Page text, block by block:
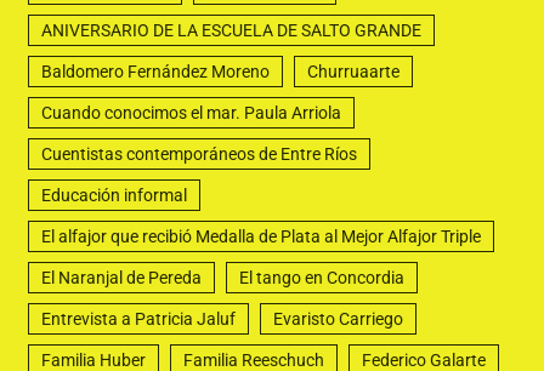
ANIVERSARIO DE LA ESCUELA DE SALTO GRANDE
Baldomero Fernández Moreno Churruaarte
Cuando conocimos el mar. Paula Arriola
Cuentistas contemporáneos de Entre Ríos
Educación informal
El alfajor que recibió Medalla de Plata al Mejor Alfajor Triple
El Naranjal de Pereda El tango en Concordia
Entrevista a Patricia Jaluf Evaristo Carriego
Familia Huber Familia Reeschuch Federico Galarte